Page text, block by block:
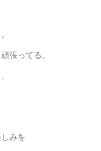
張ってる。
みを